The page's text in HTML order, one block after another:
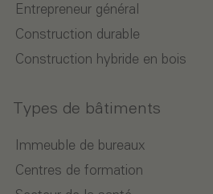
Entrepreneur général
Construction durable
Construction hybride en bois
Types de bâtiments
Immeuble de bureaux
Centres de formation